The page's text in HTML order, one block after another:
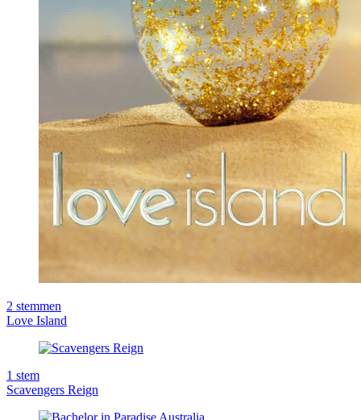
2 stemmen
Love Island
1 stem
Scavengers Reign